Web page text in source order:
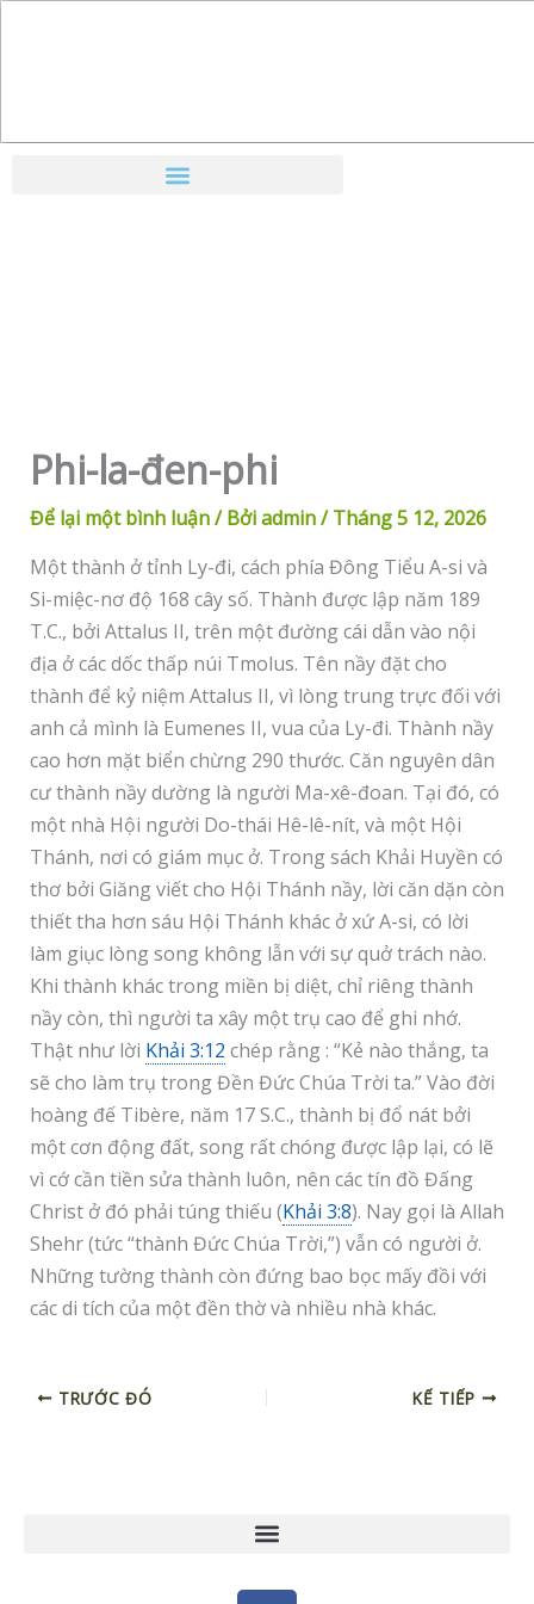
Phi-la-đen-phi
Để lại một bình luận/ Bởiadmin/Tháng 5 12, 2026
Một thành ở tỉnh Ly-đi, cách phía Đông Tiểu A-si và
Si-miệc-nơ độ 168 cây số. Thành được lập năm 189
T.C., bởi Attalus II, trên một đường cái dẫn vào nội
địa ở các dốc thấp núi Tmolus. Tên nầy đặt cho
thành để kỷ niệm Attalus II, vì lòng trung trực đối với
anh cả mình là Eumenes II, vua của Ly-đi. Thành nầy
cao hơn mặt biển chừng 290 thước. Căn nguyên dân
cư thành nầy dường là người Ma-xê-đoan. Tại đó, có
một nhà Hội người Do-thái Hê-lê-nít, và một Hội
Thánh, nơi có giám mục ở. Trong sách Khải Huyền có
thơ bởi Giăng viết cho Hội Thánh nầy, lời căn dặn còn
thiết tha hơn sáu Hội Thánh khác ở xứ A-si, có lời
làm giục lòng song không lẫn với sự quở trách nào.
Khi thành khác trong miền bị diệt, chỉ riêng thành
nầy còn, thì người ta xây một trụ cao để ghi nhớ.
Thật như lời Khải 3:12 chép rằng : “Kẻ nào thắng, ta
sẽ cho làm trụ trong Đền Đức Chúa Trời ta.” Vào đời
hoàng đế Tibère, năm 17 S.C., thành bị đổ nát bởi
một cơn động đất, song rất chóng được lập lại, có lẽ
vì cớ cần tiền sửa thành luôn, nên các tín đồ Đấng
Christ ở đó phải túng thiếu (Khải 3:8). Nay gọi là Allah
Shehr (tức “thành Đức Chúa Trời,”) vẫn có người ở.
Những tường thành còn đứng bao bọc mấy đồi với
các di tích của một đền thờ và nhiều nhà khác.
TRƯỚC ĐÓ KẾ TIẾP